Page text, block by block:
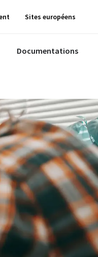
Sites européens
Documentations